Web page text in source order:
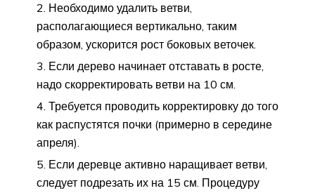
Необходимо удалить ветви,
располагающиеся вертикально, таким
образом, ускорится рост боковых веточек.
Если дерево начинает отставать в росте,
надо скорректировать ветви на 10 см.
Требуется проводить корректировку до того
как распустятся почки (примерно в середине
апреля).
Если деревце активно наращивает ветви,
следует подрезать их на 15 см. Процедуру